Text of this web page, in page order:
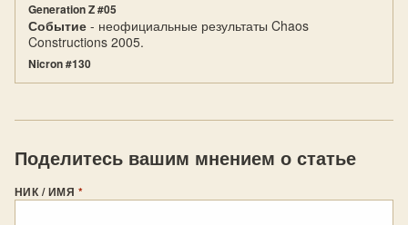
Generation Z #05
Событие - неофициальные результаты Chaos
Constructions 2005.
Nicron #130
Поделитесь вашим мнением о статье
НИК / ИМЯ *